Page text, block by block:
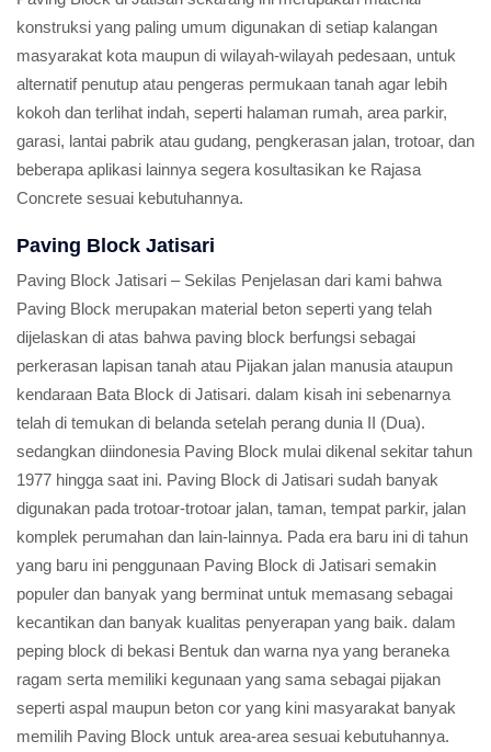
konstruksi yang paling umum digunakan di setiap kalangan
masyarakat kota maupun di wilayah-wilayah pedesaan, untuk
alternatif penutup atau pengeras permukaan tanah agar lebih
kokoh dan terlihat indah, seperti halaman rumah, area parkir,
garasi, lantai pabrik atau gudang, pengkerasan jalan, trotoar, dan
beberapa aplikasi lainnya segera kosultasikan ke Rajasa
Concrete sesuai kebutuhannya.
Paving Block Jatisari
Paving Block Jatisari – Sekilas Penjelasan dari kami bahwa
Paving Block merupakan material beton seperti yang telah
dijelaskan di atas bahwa paving block berfungsi sebagai
perkerasan lapisan tanah atau Pijakan jalan manusia ataupun
kendaraan Bata Block di Jatisari. dalam kisah ini sebenarnya
telah di temukan di belanda setelah perang dunia II (Dua).
sedangkan diindonesia Paving Block mulai dikenal sekitar tahun
1977 hingga saat ini. Paving Block di Jatisari sudah banyak
digunakan pada trotoar-trotoar jalan, taman, tempat parkir, jalan
komplek perumahan dan lain-lainnya. Pada era baru ini di tahun
yang baru ini penggunaan Paving Block di Jatisari semakin
populer dan banyak yang berminat untuk memasang sebagai
kecantikan dan banyak kualitas penyerapan yang baik. dalam
peping block di bekasi Bentuk dan warna nya yang beraneka
ragam serta memiliki kegunaan yang sama sebagai pijakan
seperti aspal maupun beton cor yang kini masyarakat banyak
memilih Paving Block untuk area-area sesuai kebutuhannya.